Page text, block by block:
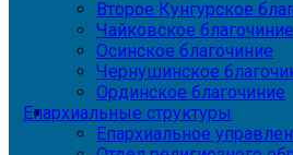
Второе Кунгурское
Чайковское благочиние
Осинское благочиние
Чернушинское
Ординское благочиние
Епархиальные структуры
Епархиальное